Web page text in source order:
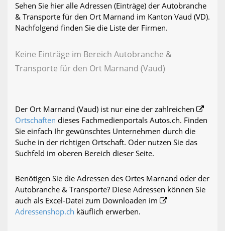
Sehen Sie hier alle Adressen (Einträge) der Autobranche
& Transporte für den Ort Marnand im Kanton Vaud (VD).
Nachfolgend finden Sie die Liste der Firmen.
Keine Einträge im Bereich Autobranche &
Transporte für den Ort Marnand (Vaud)
Der Ort Marnand (Vaud) ist nur eine der zahlreichen
Ortschaften dieses Fachmedienportals Autos.ch. Finden
Sie einfach Ihr gewünschtes Unternehmen durch die
Suche in der richtigen Ortschaft. Oder nutzen Sie das
Suchfeld im oberen Bereich dieser Seite.
Benötigen Sie die Adressen des Ortes Marnand oder der
Autobranche & Transporte? Diese Adressen können Sie
auch als Excel-Datei zum Downloaden im
Adressenshop.ch käuflich erwerben.